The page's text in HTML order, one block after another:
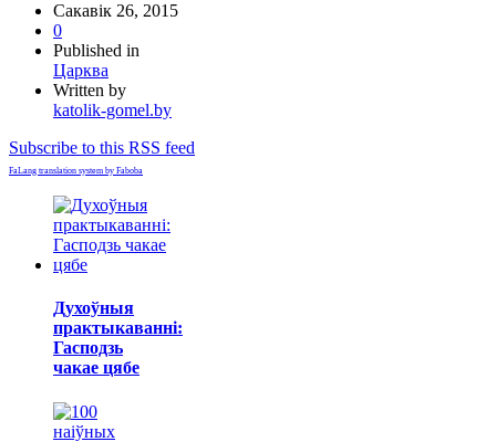
Сакавік 26, 2015
0
Published in
Царква
Written by
katolik-gomel.by
Subscribe to this RSS feed
FaLang translation system by Faboba
Духоўныя
практыкаванні:
Гасподзь
чакае цябе